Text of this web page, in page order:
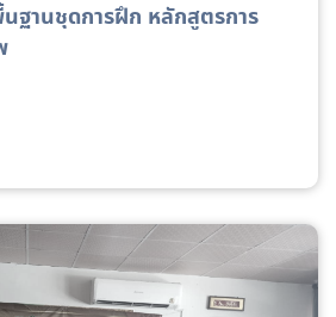
ฐานชุดการฝึก หลักสูตรการ